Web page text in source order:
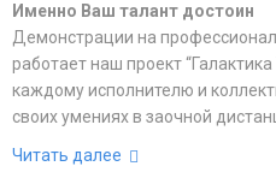
Именно Ваш талант достоин
Демонстрации на
работает наш проект
каждому исполнителю и
своих умениях в заочной
Читать далее